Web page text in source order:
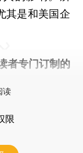
其是和美国企
者专门订制的
读
限